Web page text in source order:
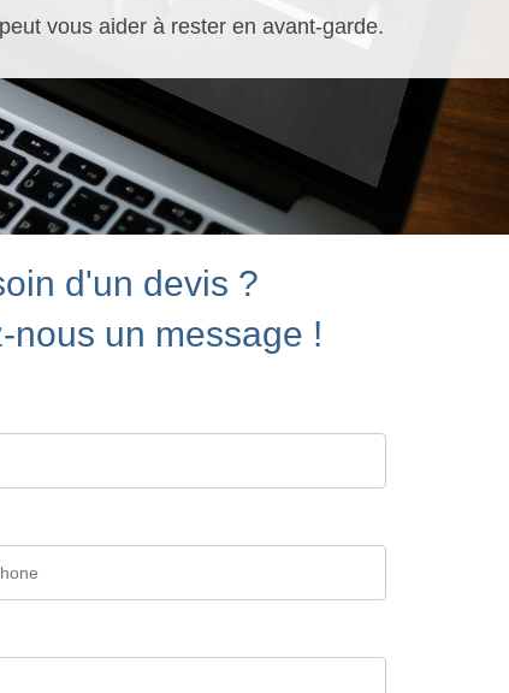
vous aider à rester en avant-garde.
d'un devis ?
nous un message !